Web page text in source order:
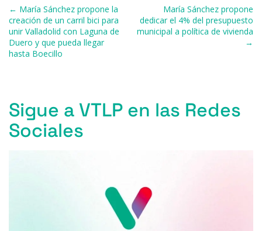
e
b
o
s
k
y
a
d
s
gr
a
l
p
ar
Navegación de entradas
← María Sánchez propone la
creación de un carril bici para
unir Valladolid con Laguna de
Duero y que pueda llegar
hasta Boecillo
María Sánchez propone
dedicar el 4% del presupuesto
municipal a política de vivienda
→
Sigue a VTLP en las Redes
Sociales